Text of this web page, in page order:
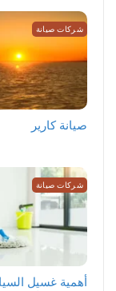
شركات صيانة
صيانة كارير
شركات صيانة
أهمية غسيل